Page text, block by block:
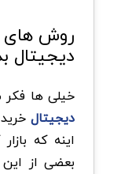
روش های
دیجیتال
خیلی ها فکر
دیجیتال
اینه که
بعضی از